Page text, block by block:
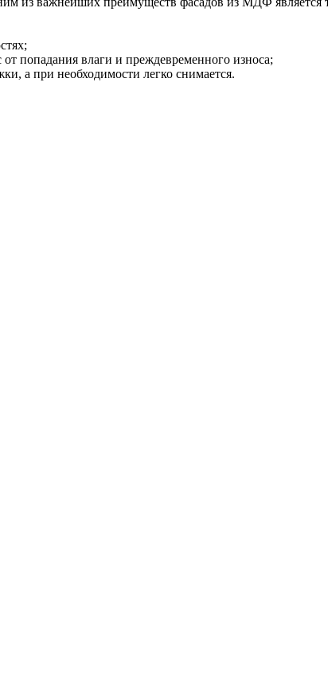
попадания влаги и преждевременного износа;
а при необходимости легко снимается.